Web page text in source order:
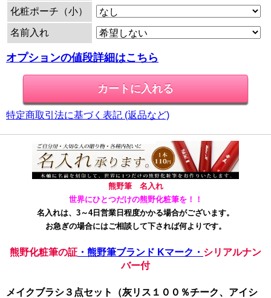
化粧ポーチ（小）
名前入れ
オプションの値段詳細はこちら
特定商取引法に基づく表記 (返品など)
熊野筆 名入れ
世界にひとつだけの熊野化粧筆を！！
名入れは、3～4日営業日程度かかる場合がございます。
お急ぎの場合にはご相談して下されば何よりです。
熊野化粧筆の証 ・熊野筆ブランド Kマーク・ シリアルナン
バー付
メイクブラシ３点セット（灰リス１００％チーク、アイシ